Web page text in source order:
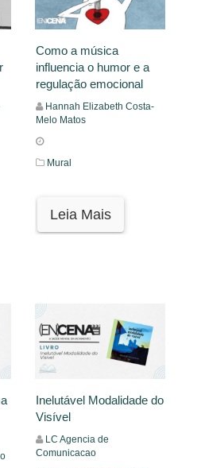
Como a música
influencia o humor e a
regulação emocional
Hannah Elizabeth Costa-
Melo Matos
Mural
Leia Mais
Inelutável Modalidade do
Visível
LC Agencia de
Comunicacao